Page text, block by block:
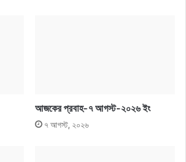
আজকের প্রবাহ-৭ আগস্ট-২০২৬ ইং
৭ আগস্ট, ২০২৬